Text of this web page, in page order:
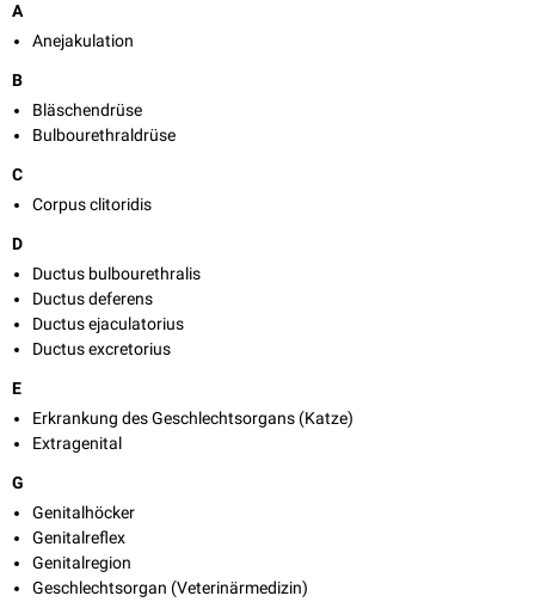
A
Anejakulation
B
Bläschendrüse
Bulbourethraldrüse
C
Corpus clitoridis
D
Ductus bulbourethralis
Ductus deferens
Ductus ejaculatorius
Ductus excretorius
E
Erkrankung des Geschlechtsorgans (Katze)
Extragenital
G
Genitalhöcker
Genitalreflex
Genitalregion
Geschlechtsorgan (Veterinärmedizin)